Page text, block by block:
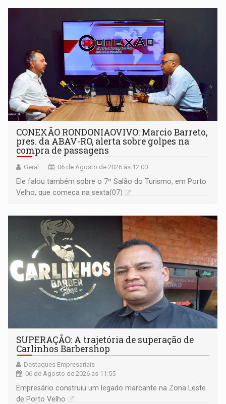
CONEXÃO RONDONIAOVIVO: Marcio Barreto,
pres. da ABAV-RO, alerta sobre golpes na
compra de passagens
Geral 06 de Agosto de 2026 às 12:00
Ele falou também sobre o 7º Salão do Turismo, em Porto
Velho, que começa na sexta(07)
SUPERAÇÃO: A trajetória de superação de
Carlinhos Barbershop
Destaques Empresariais
06 de Agosto de 2026 às 11:55
Empresário construiu um legado marcante na Zona Leste
de Porto Velho